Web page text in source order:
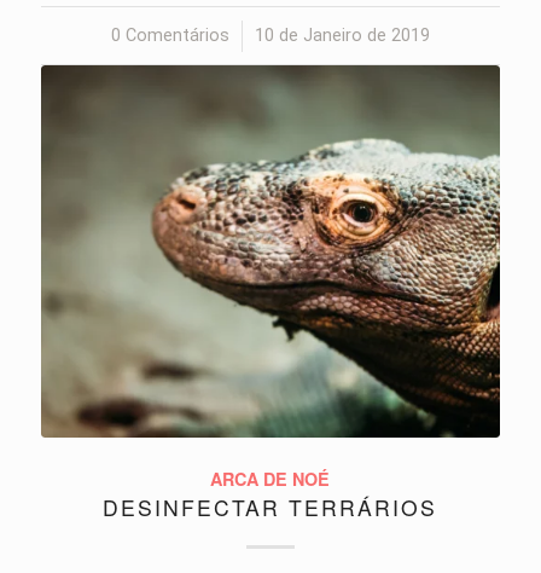
0 Comentários
/ 10 de Janeiro de 2019
ARCA DE NOÉ
DESINFECTAR TERRÁRIOS